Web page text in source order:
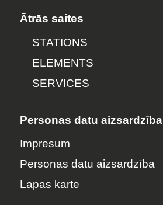
Ātrās saites
STATIONS
ELEMENTS
SERVICES
Personas datu aizsardzība
Impresum
Personas datu aizsardzība
Lapas karte